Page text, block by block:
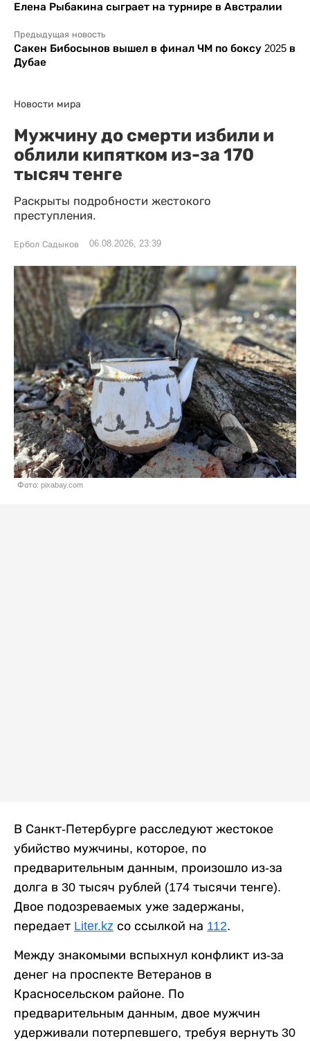
Елена Рыбакина сыграет на турнире в Австралии
Предыдущая новость
Сакен Бибосынов вышел в финал ЧМ по боксу 2025 в
Дубае
Новости мира
Мужчину до смерти избили и
облили кипятком из-за 170
тысяч тенге
Раскрыты подробности жестокого
преступления.
Ербол Садыков 06.08.2026, 23:39
Фото: pixabay.com
В Санкт-Петербурге расследуют жестокое
убийство мужчины, которое, по
предварительным данным, произошло из-за
долга в 30 тысяч рублей (174 тысячи тенге).
Двое подозреваемых уже задержаны,
передает Liter.kz со ссылкой на 112.
Между знакомыми вспыхнул конфликт из-за
денег на проспекте Ветеранов в
Красносельском районе. По
предварительным данным, двое мужчин
удерживали потерпевшего, требуя вернуть 30